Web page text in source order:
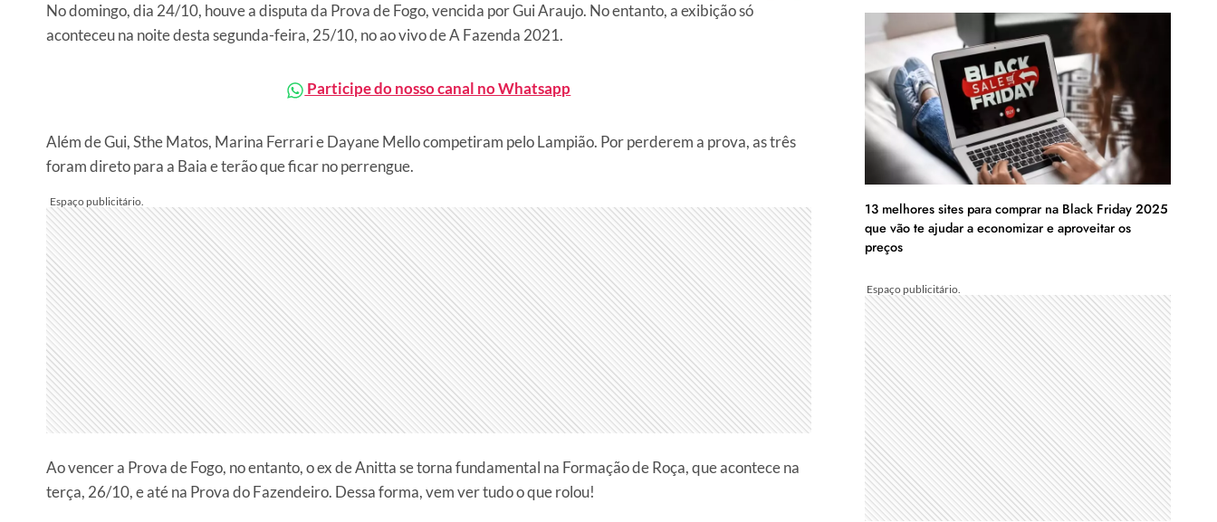
No domingo, dia 24/10, houve a disputa da Prova de Fogo, vencida por Gui Araujo. No entanto, a exibição só
aconteceu na noite desta segunda-feira, 25/10, no ao vivo de A Fazenda 2021.
Participe do nosso canal no Whatsapp
Além de Gui, Sthe Matos, Marina Ferrari e Dayane Mello competiram pelo Lampião. Por perderem a prova, as três
foram direto para a Baia e terão que ficar no perrengue.
Ao vencer a Prova de Fogo, no entanto, o ex de Anitta se torna fundamental na Formação de Roça, que acontece na
terça, 26/10, e até na Prova do Fazendeiro. Dessa forma, vem ver tudo o que rolou!
13 melhores sites para comprar na Black Friday 2025
que vão te ajudar a economizar e aproveitar os
preços